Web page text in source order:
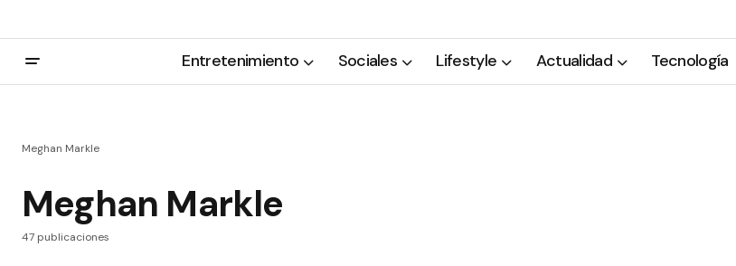
Entretenimiento Sociales Lifestyle Actualidad Tecnología
Meghan Markle
Meghan Markle
47 publicaciones